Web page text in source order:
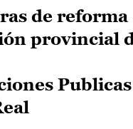
de reforma
provincial
Publicas